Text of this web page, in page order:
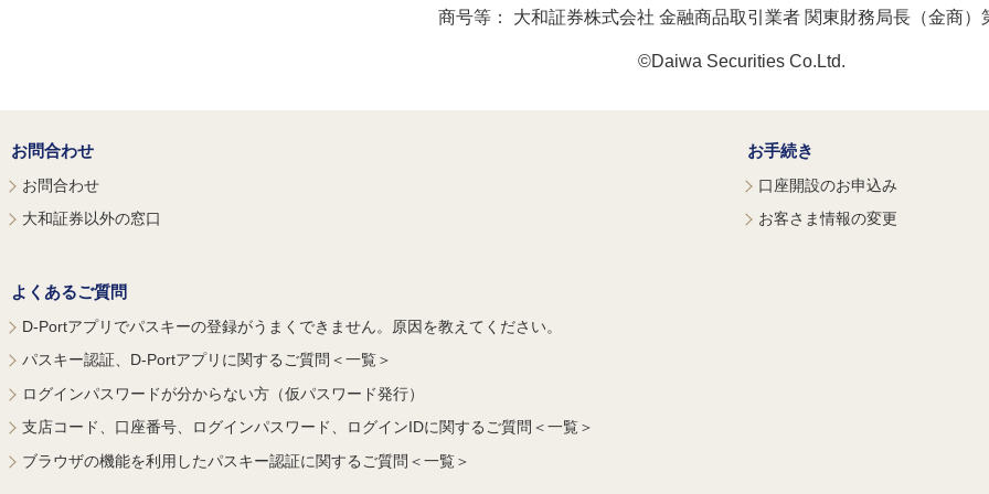
商号等： 大和証券株式会社 金融商品取引業者 関東財務局長（金商）
©Daiwa Securities Co.Ltd.
お問合わせ
お問合わせ
大和証券以外の窓口
お手続き
口座開設のお申込み
お客さま情報の変更
よくあるご質問
D-Portアプリでパスキーの登録がうまくできません。原因を教えてください。
パスキー認証、D-Portアプリに関するご質問＜一覧＞
ログインパスワードが分からない方（仮パスワード発行）
支店コード、口座番号、ログインパスワード、ログインIDに関するご質問＜一覧＞
ブラウザの機能を利用したパスキー認証に関するご質問＜一覧＞